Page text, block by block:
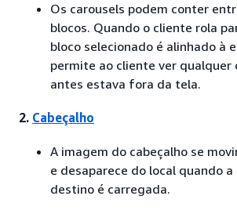
Os carousels podem conter
blocos. Quando o cliente rola
bloco selecionado é alinhado à
permite ao cliente ver qualquer
antes estava fora da tela.
2. Cabeçalho
A imagem do cabeçalho se
e desaparece do local quando a
destino é carregada.